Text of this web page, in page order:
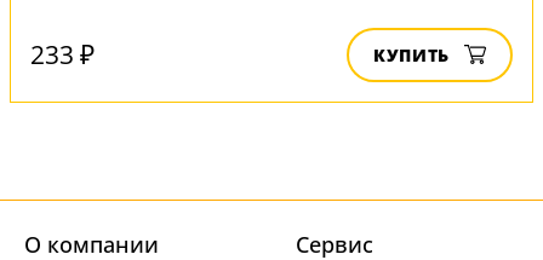
233 ₽ КУПИТЬ
О компании Cервис